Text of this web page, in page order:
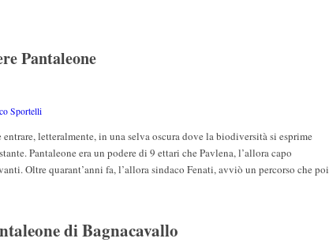
Pantaleone
Sportelli
letteralmente, in una selva oscura dove la biodiversità si esprime
Pantaleone era un podere di 9 ettari che Pavlena, l’allora capo
Oltre quarant’anni fa, l’allora sindaco Fenati, avviò un percorso che poi
di Bagnacavallo